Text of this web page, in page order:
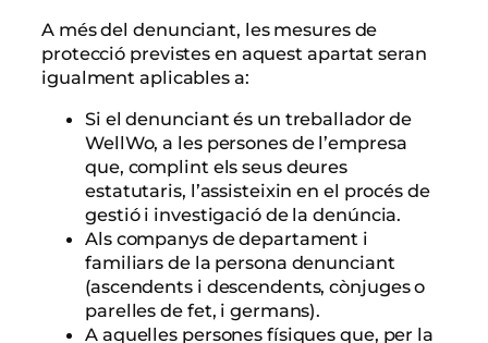
A més del denunciant, les mesures de
protecció previstes en aquest apartat seran
igualment aplicables a:
Si el denunciant és un treballador de
WellWo, a les persones de l’empresa
que, complint els seus deures
estatutaris, l’assisteixin en el procés de
gestió i investigació de la denúncia.
Als companys de departament i
familiars de la persona denunciant
(ascendents i descendents, cònjuges o
parelles de fet, i germans).
A aquelles persones físiques que, per la